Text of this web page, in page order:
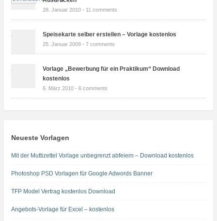
28. Januar 2010 - 11 comments
Speisekarte selber erstellen – Vorlage kostenlos
25. Januar 2009 - 7 comments
Vorlage „Bewerbung für ein Praktikum“ Download
kostenlos
6. März 2010 - 6 comments
Neueste Vorlagen
Mit der Muttizettel Vorlage unbegrenzt abfeiern – Download kostenlos
Photoshop PSD Vorlagen für Google Adwords Banner
TFP Model Vertrag kostenlos Download
Angebots-Vorlage für Excel – kostenlos